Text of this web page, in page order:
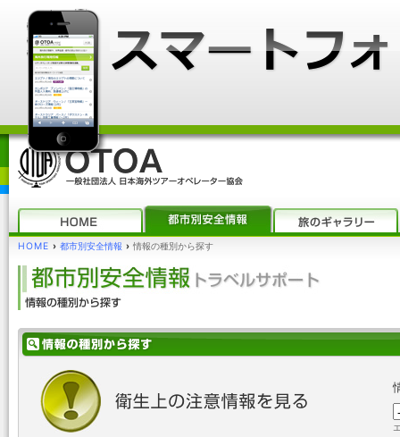
HOME › 都市別安全情報 › 情報の種別から探す